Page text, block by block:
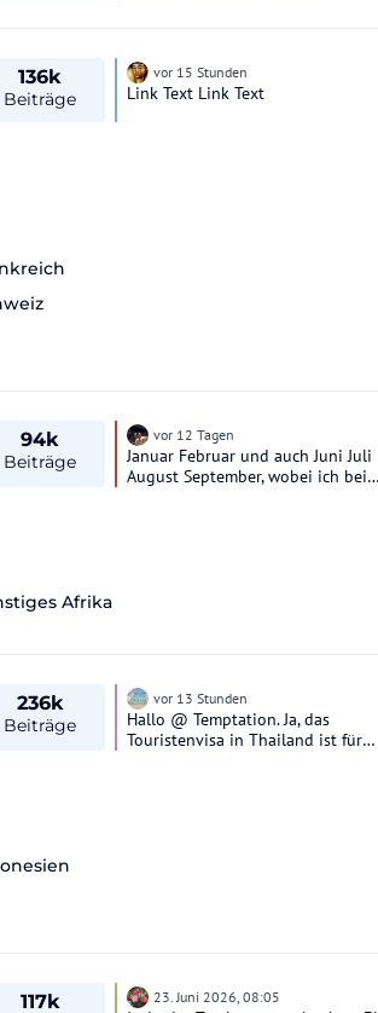
Zudem bleibe der Zugang zum
"Meine Reisen"-Bereich zunächst
136k
Beiträge
vor 15 Stunden
Link Text Link Text
94k
Beiträge
vor 12 Tagen
Januar Februar und auch Juni Juli
August September, wobei ich bei
Afrika
236k
Beiträge
vor 13 Stunden
Hallo @ Temptation. Ja, das
Touristenvisa in Thailand ist für
genügend Geld für deinen
Aufenthalt dort hast . Reist du mit
117k 23. Juni 2026, 08:05